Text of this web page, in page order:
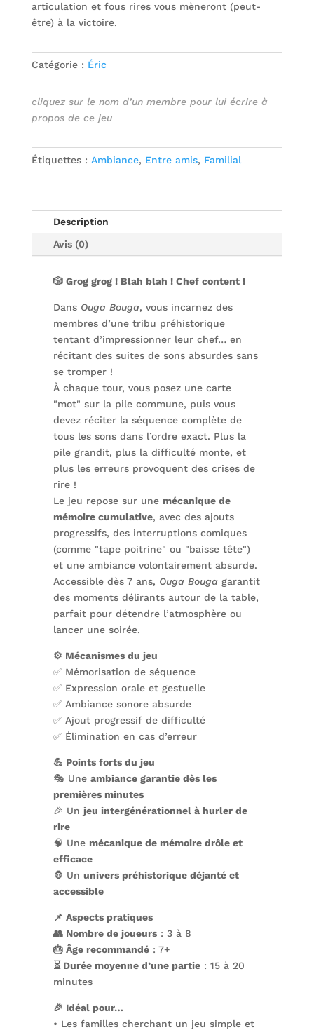
articulation et fous rires vous mèneront (peut-
être) à la victoire.
Catégorie : Éric
cliquez sur le nom d’un membre pour lui écrire à
propos de ce jeu
Étiquettes : Ambiance, Entre amis, Familial
Description
Avis (0)
🎲 Grog grog ! Blah blah ! Chef content !
Dans Ouga Bouga, vous incarnez des
membres d’une tribu préhistorique
tentant d’impressionner leur chef… en
récitant des suites de sons absurdes sans
se tromper !
À chaque tour, vous posez une carte
"mot" sur la pile commune, puis vous
devez réciter la séquence complète de
tous les sons dans l’ordre exact. Plus la
pile grandit, plus la difficulté monte, et
plus les erreurs provoquent des crises de
rire !
Le jeu repose sur une mécanique de
mémoire cumulative, avec des ajouts
progressifs, des interruptions comiques
(comme "tape poitrine" ou "baisse tête")
et une ambiance volontairement absurde.
Accessible dès 7 ans, Ouga Bougagarantit
des moments délirants autour de la table,
parfait pour détendre l’atmosphère ou
lancer une soirée.
⚙️ Mécanismes du jeu
✅ Mémorisation de séquence
✅ Expression orale et gestuelle
✅ Ambiance sonore absurde
✅ Ajout progressif de difficulté
✅ Élimination en cas d’erreur
💪 Points forts du jeu
🎭 Une ambiance garantie dès les
premières minutes
🎉 Un jeu intergénérationnel à hurler de
rire
🧠 Une mécanique de mémoire drôle et
efficace
🦍 Un univers préhistorique déjanté et
accessible
📌 Aspects pratiques
👥 Nombre de joueurs: 3 à 8
🎂 Âge recommandé: 7+
⏳ Durée moyenne d’une partie: 15 à 20
minutes
🎉 Idéal pour…
• Les familles cherchant un jeu simple et